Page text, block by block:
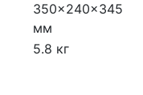
350×240×345
мм
5.8 кг